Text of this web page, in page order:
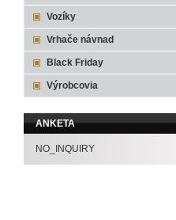
Vozíky
Vrhače návnad
Black Friday
Výrobcovia
ANKETA
NO_INQUIRY